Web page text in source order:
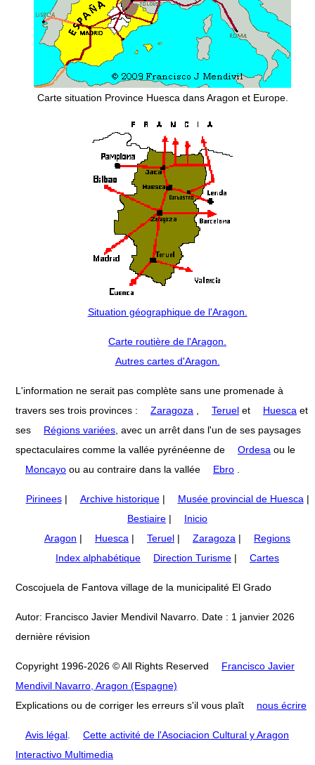
Carte situation Province Huesca dans Aragon et Europe.
Situation géographique de l'Aragon.
Carte routière de l'Aragon.
Autres cartes d'Aragon.
L'information ne serait pas complète sans une promenade à
travers ses trois provinces :
Zaragoza Teruel et Huesca et
ses
Régions variées , avec un arrêt dans l'un de ses paysages
spectaculaires comme la vallée pyrénéenne de
Ordesa ou le
Moncayo ou au contraire dans la vallée Ebro
Pirinees| Archive historique| Musée provincial de Huesca |
Bestiaire |
Inicio
Aragon | Huesca | Teruel | Zaragoza |
Regions
Index alphabétique
Direction Turisme | Cartes
Coscojuela de Fantova village de la municipalité El Grado
Autor: Francisco Javier Mendivil Navarro. Date : 1 janvier 2026
dernière révision
Copyright 1996-2026 © All Rights Reserved
Francisco Javier
Mendivil Navarro, Aragon (Espagne)
Explications ou de corriger les erreurs s'il vous plaît
nous écrire
Avis légal
Cette activité de l'Asociacion Cultural y Aragon
Interactivo Multimedia